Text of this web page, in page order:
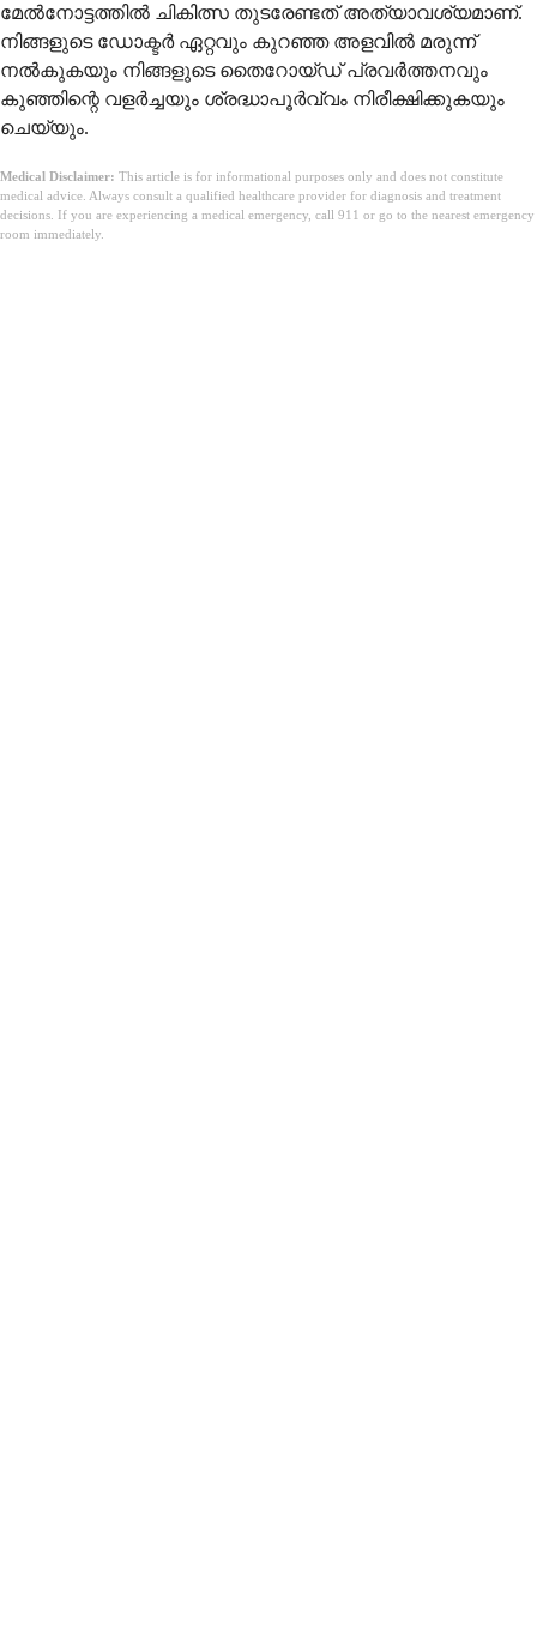
മേൽനോട്ടത്തിൽ ചികിത്സ തുടരേണ്ടത് അത്യാവശ്യമാണ്.
നിങ്ങളുടെ ഡോക്ടർ ഏറ്റവും കുറഞ്ഞ അളവിൽ മരുന്ന്
നൽകുകയും നിങ്ങളുടെ തൈറോയ്ഡ് പ്രവർത്തനവും
കുഞ്ഞിന്റെ വളർച്ചയും ശ്രദ്ധാപൂർവ്വം നിരീക്ഷിക്കുകയും
ചെയ്യും.
Medical Disclaimer: This article is for informational purposes only and does not constitute
medical advice. Always consult a qualified healthcare provider for diagnosis and treatment
decisions. If you are experiencing a medical emergency, call 911 or go to the nearest emergency
room immediately.